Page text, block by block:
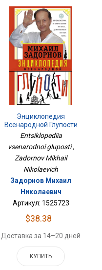
Энциклопедия
Всенародной Глупости
Entsiklopediia
vsenarodnoi gluposti ,
Zadornov Mikhail
Nikolaevich
Задорнов Михаил
Николаевич
Артикул: 1525723
$38.38
Доставка за 14–20 дней
КУПИТЬ